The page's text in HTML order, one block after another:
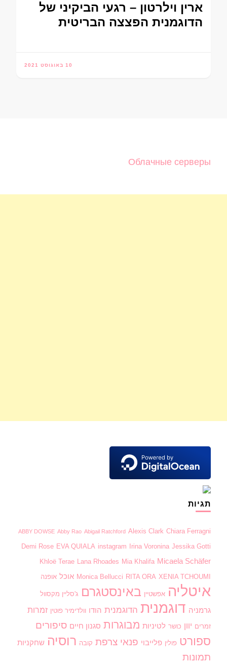
ארין וילרטון – רגעי הביקיני של
הדוגמנית הפצצה הבריטית
10 באוגוסט 2021
Облачные серверы
תגיות
ABBY DOWSE Abby Rao Abigail Ratchford Alexis Clark Chiara Ferragni
Demi Rose EVA QUIALA instagram Irina Voronina Jessika Gotti
Khloë Terae Lana Rhoades Mia Khalifa Micaela Schäfer
Monica Bellucci RITA ORA XENIA TCHOUMI אוכל אופנה
איטליה אפשטיין באינסטגרם ג'סליין מקסוול
גרמניה דוגמנית הדוגמנית הודו וולדימיר פוטין זמרות
זמרים יוון כושר לטיניות מבוגרות סגנון חיים סיפורים
ספורט פולין פלייבוי פנאי צרפת קובה רוסיה שחקניות
תמונות